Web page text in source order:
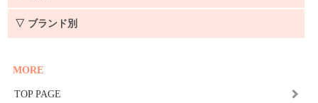
▽ ブランド別
MORE
TOP PAGE